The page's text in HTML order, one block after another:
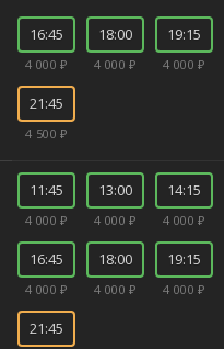
16:45
4 000 ₽
18:00
4 000 ₽
19:15
4 000 ₽
21:45
4 500 ₽
11:45
4 000 ₽
13:00
4 000 ₽
14:15
4 000 ₽
16:45
4 000 ₽
18:00
4 000 ₽
19:15
4 000 ₽
21:45